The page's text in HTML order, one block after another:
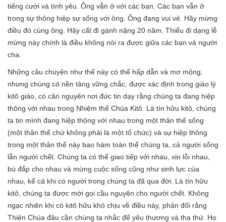
tiếng cười và tình yêu. Ông vẫn ở với các bạn. Các bạn vẫn ở
trong sự thông hiệp sự sống với ông. Ông đang vui vẻ. Hãy mừng
điều đó cùng ông. Hãy cất đi gánh nặng 20 năm. Thiếu đi dạng lễ
mừng này chính là điều không nói ra được giữa các bạn và người
cha.
Những câu chuyện như thế này có thể hấp dẫn và mơ mộng,
nhưng chúng có nền tảng vững chắc, được xác định trong giáo lý
kitô giáo, có căn nguyên nơi đức tin dạy rằng chúng ta đang hiệp
thông với nhau trong Nhiệm thể Chúa Kitô. Là tín hữu kitô, chúng
ta tin mình đang hiệp thông với nhau trong một thân thể sống
(một thân thể chứ không phải là một tổ chức) và sự hiệp thông
trong một thân thể này bao hàm toàn thể chúng ta, cả người sống
lẫn người chết. Chúng ta có thể giao tiếp với nhau, xin lỗi nhau,
bù đắp cho nhau và mừng cuộc sống cũng như sinh lực của
nhau, kể cả khi có người trong chúng ta đã qua đời. Là tín hữu
kitô, chúng ta được mời gọi cầu nguyện cho người chết. Không
ngạc nhiên khi có kitô hữu khó chịu về điều này, phản đối rằng
Thiên Chúa đâu cần chúng ta nhắc để yêu thương và tha thứ. Họ